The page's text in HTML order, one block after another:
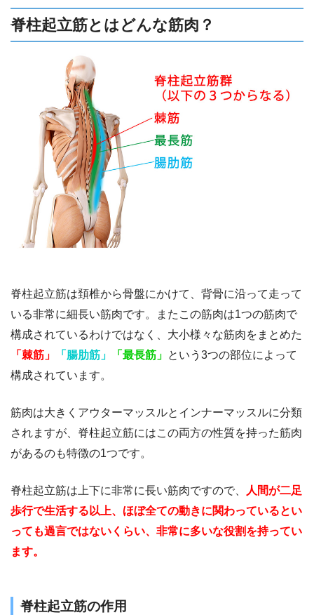
脊柱起立筋とはどんな筋肉？
脊柱起立筋は頚椎から骨盤にかけて、背骨に沿って走って
いる非常に細長い筋肉です。またこの筋肉は1つの筋肉で
構成されているわけではなく、大小様々な筋肉をまとめた
「棘筋」
「腸肋筋」 「最長筋」 という3つの部位によって
構成されています。
筋肉は大きくアウターマッスルとインナーマッスルに分類
されますが、脊柱起立筋にはこの両方の性質を持った筋肉
があるのも特徴の1つです。
脊柱起立筋は上下に非常に長い筋肉ですので、
人間が二足
歩行で生活する以上、ほぼ全ての動きに関わっているとい
っても過言ではないくらい、非常に多いな役割を持ってい
ます。
脊柱起立筋の作用